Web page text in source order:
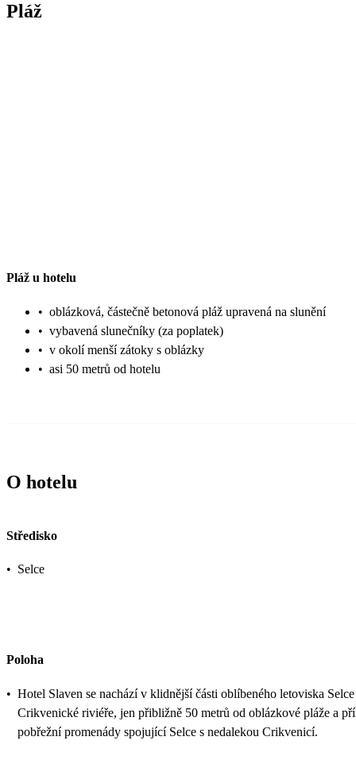
Pláž
Pláž u hotelu
• oblázková, částečně betonová pláž upravená na slunění
• vybavená slunečníky (za poplatek)
• v okolí menší zátoky s oblázky
• asi 50 metrů od hotelu
O hotelu
Středisko
• Selce
Poloha
• Hotel Slaven se nachází v klidnější části oblíbeného letoviska
Crikvenické riviéře, jen přibližně 50 metrů od oblázkové pláže a
pobřežní promenády spojující Selce s nedalekou Crikvenicí.